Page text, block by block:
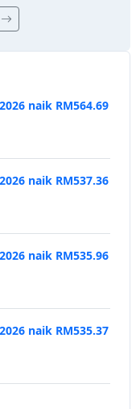
naik RM564.69
naik RM537.36
naik RM535.96
naik RM535.37